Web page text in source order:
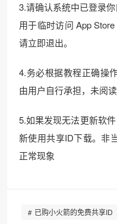
3.请确认系统中已登录
用于临时访问 App
请立即退出。
4.务必根据教程正确操
由用户自行承担，未阅
5.如果发现无法更新软
新使用共享ID下载。非
正常现象
已购小火箭的免费共享ID